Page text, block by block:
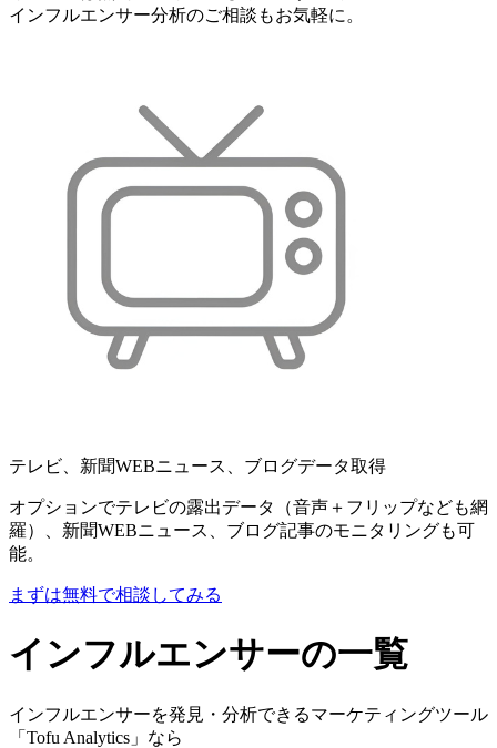
インフルエンサー分析のご相談もお気軽に。
テレビ、新聞WEBニュース、ブログデータ取得
オプションでテレビの露出データ（音声＋フリップなども網
羅）、新聞WEBニュース、ブログ記事のモニタリングも可
能。
まずは無料で相談してみる
インフルエンサーの一覧
インフルエンサーを発見・分析できるマーケティングツール
「Tofu Analytics」なら